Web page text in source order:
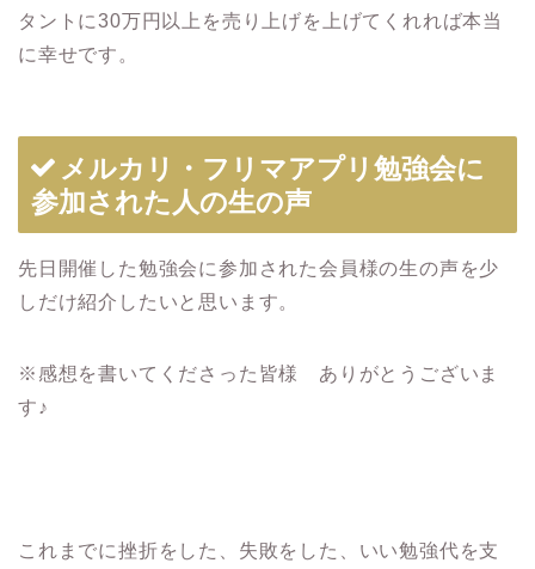
タントに30万円以上を売り上げを上げてくれれば本当
に幸せです。
メルカリ・フリマアプリ勉強会に
参加された人の生の声
先日開催した勉強会に参加された会員様の生の声を少
しだけ紹介したいと思います。
※感想を書いてくださった皆様 ありがとうございま
す♪
これまでに挫折をした、失敗をした、いい勉強代を支